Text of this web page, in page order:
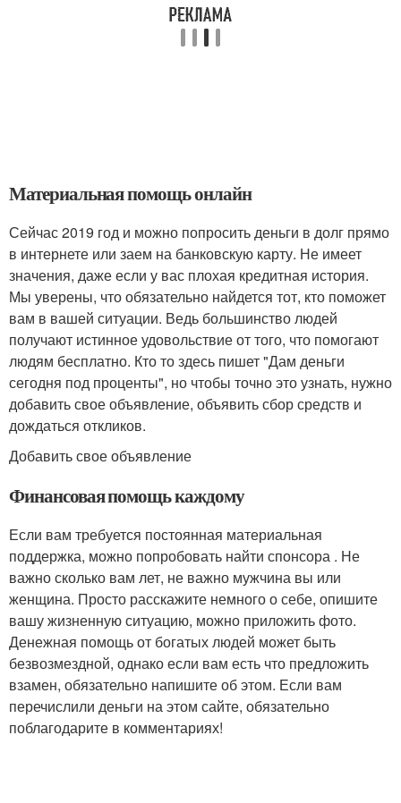
Материальная помощь онлайн
Сейчас 2019 год и можно попросить деньги в долг прямо
в интернете или заем на банковскую карту. Не имеет
значения, даже если у вас плохая кредитная история.
Мы уверены, что обязательно найдется тот, кто поможет
вам в вашей ситуации. Ведь большинство людей
получают истинное удовольствие от того, что помогают
людям бесплатно. Кто то здесь пишет "Дам деньги
сегодня под проценты", но чтобы точно это узнать, нужно
добавить свое объявление, объявить сбор средств и
дождаться откликов.
Добавить свое объявление
Финансовая помощь каждому
Если вам требуется постоянная материальная
поддержка, можно попробовать найти спонсора . Не
важно сколько вам лет, не важно мужчина вы или
женщина. Просто расскажите немного о себе, опишите
вашу жизненную ситуацию, можно приложить фото.
Денежная помощь от богатых людей может быть
безвозмездной, однако если вам есть что предложить
взамен, обязательно напишите об этом. Если вам
перечислили деньги на этом сайте, обязательно
поблагодарите в комментариях!